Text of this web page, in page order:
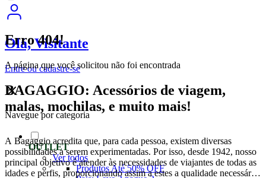
Olá, Visitante
Entreou cadastre-se
Navegue por categoria
OUTLET
Ver todos
Produtos Até 50% OFF
Erro 404!
A página que você solicitou não foi encontrada
BAGAGGIO: Acessórios de viagem,
malas, mochilas, e muito mais!
A Bagaggio acredita que, para cada pessoa, existem diversas
possibilidades a serem experimentadas. Por isso, desde 1942, nosso
principal objetivo é atender às necessidades de viajantes de todas as
idades e perfis, proporcionando assim a estes a qualidade necessária